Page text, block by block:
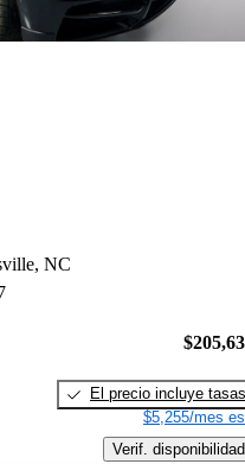
NC
El precio incluye tasas
$5,255/mes
Verif. disponibilidad